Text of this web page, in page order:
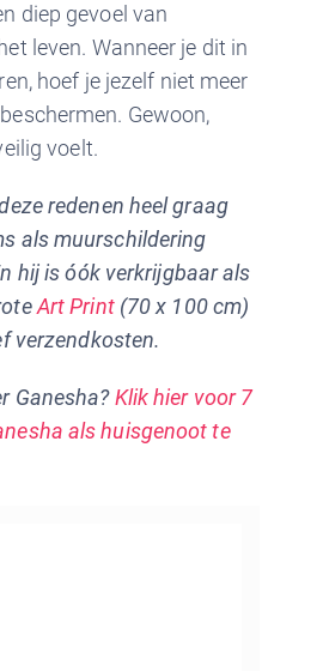
diep gevoel van
leven. Wanneer je dit in
hoef je jezelf niet meer
Gewoon,
voelt.
redenen heel graag
als muurschildering
hij is óók verkrijgbaar als
Art Print(70 x 100 cm)
verzendkosten.
Ganesha?Klik hier voor 7
als huisgenoot te